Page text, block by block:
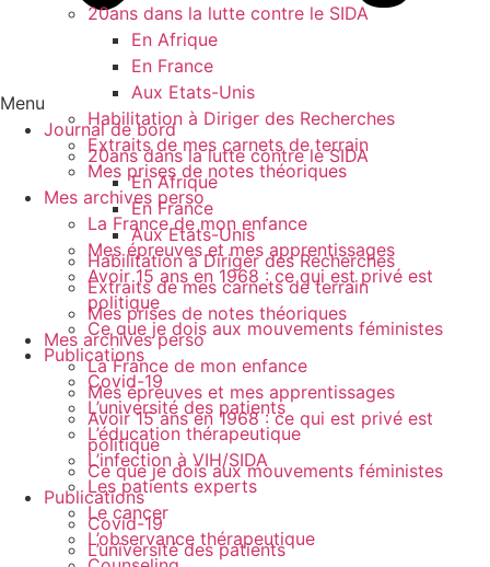
Menu
Journal de bord
20ans dans la lutte contre le SIDA
En Afrique
En France
Aux Etats-Unis
Habilitation à Diriger des Recherches
Extraits de mes carnets de terrain
Mes prises de notes théoriques
Mes archives perso
La France de mon enfance
Mes épreuves et mes apprentissages
Avoir 15 ans en 1968 : ce qui est privé est
politique
Ce que je dois aux mouvements féministes
Publications
Covid-19
L’université des patients
20ans dans la lutte contre le SIDA
En Afrique
En France
Aux Etats-Unis
Habilitation à Diriger des Recherches
Extraits de mes carnets de terrain
Mes prises de notes théoriques
Mes archives perso
La France de mon enfance
Mes épreuves et mes apprentissages
Avoir 15 ans en 1968 : ce qui est privé est
politique
Ce que je dois aux mouvements féministes
Publications
Covid-19
L’université des patients
L’éducation thérapeutique
L’infection à VIH/SIDA
Les patients experts
Le cancer
L’observance thérapeutique